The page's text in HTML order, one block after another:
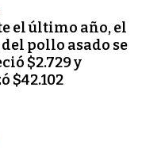
el último año, el
pollo asado se
$2.729 y
$42.102